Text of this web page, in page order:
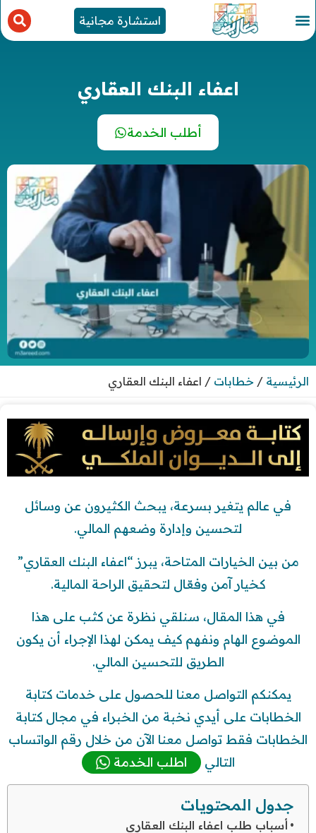
استشارة مجانية
اعفاء البنك العقاري
أطلب الخدمة
الرئيسية / خطابات / اعفاء البنك العقاري
في عالم يتغير بسرعة، يبحث الكثيرون عن وسائل
لتحسين وإدارة وضعهم المالي.
من بين الخيارات المتاحة، يبرز “اعفاء البنك العقاري”
كخيار آمن وفعّال لتحقيق الراحة المالية.
في هذا المقال، سنلقي نظرة عن كثب على هذا
الموضوع الهام ونفهم كيف يمكن لهذا الإجراء أن يكون
الطريق للتحسين المالي.
يمكنكم التواصل معنا للحصول على خدمات كتابة
الخطابات على أيدي نخبة من الخبراء في مجال كتابة
الخطابات فقط تواصل معنا الآن من خلال رقم الواتساب
التالي
اطلب الخدمة
جدول المحتويات
أسباب طلب اعفاء البنك العقاري